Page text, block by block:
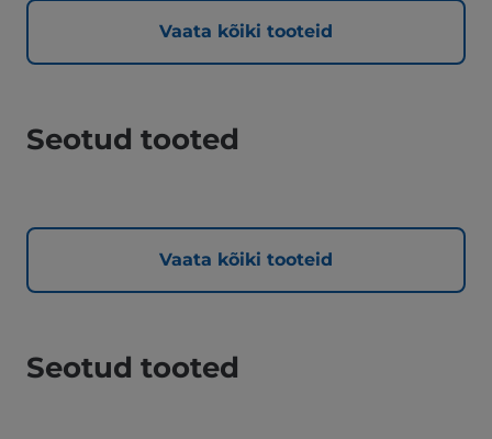
Vaata kõiki tooteid
Seotud tooted
Vaata kõiki tooteid
Seotud tooted